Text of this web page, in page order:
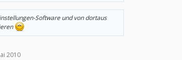
Software und von dortaus
2010